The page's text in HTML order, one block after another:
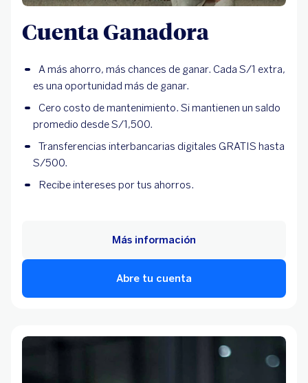
Cuenta Ganadora
A más ahorro, más chances de ganar. Cada S/1 extra,
es una oportunidad más de ganar.
Cero costo de mantenimiento. Si mantienen un saldo
promedio desde S/1,500.
Transferencias interbancarias digitales GRATIS hasta
S/500.
Recibe intereses por tus ahorros.
Abre tu cuenta
Más información